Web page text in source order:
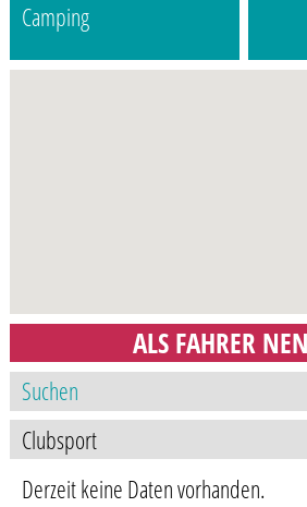
Camping
ALS FAHRER
Derzeit keine Daten vorhanden.